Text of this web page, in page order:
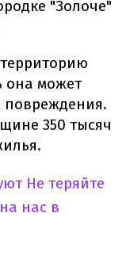
"Золоче"
она может
повреждения.
350 тысяч
Не теряйте
нас в